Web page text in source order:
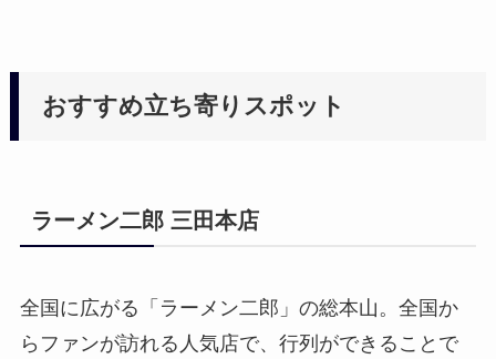
おすすめ立ち寄りスポット
ラーメン二郎 三田本店
全国に広がる「ラーメン二郎」の総本山。全国か
らファンが訪れる人気店で、行列ができることで